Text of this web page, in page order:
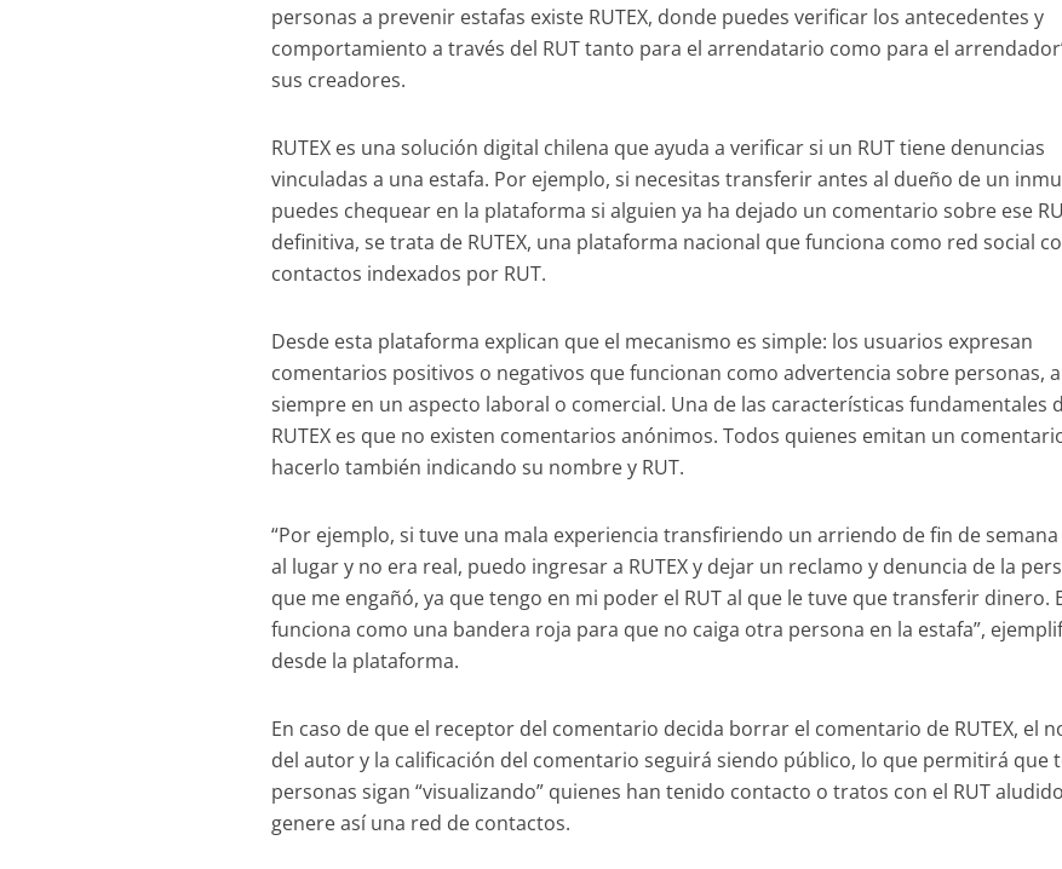
personas a prevenir estafas existe RUTEX, donde puedes verificar los antecedentes y
comportamiento a través del RUT tanto para el arrendatario como para el
sus creadores.
RUTEX es una solución digital chilena que ayuda a verificar si un RUT tiene denuncias
vinculadas a una estafa. Por ejemplo, si necesitas transferir antes al dueño de un
puedes chequear en la plataforma si alguien ya ha dejado un comentario sobre ese
definitiva, se trata de RUTEX, una plataforma nacional que funciona como red social
contactos indexados por RUT.
Desde esta plataforma explican que el mecanismo es simple: los usuarios expresan
comentarios positivos o negativos que funcionan como advertencia sobre personas,
siempre en un aspecto laboral o comercial. Una de las características fundamentales
RUTEX es que no existen comentarios anónimos. Todos quienes emitan un
hacerlo también indicando su nombre y RUT.
“Por ejemplo, si tuve una mala experiencia transfiriendo un arriendo de fin de semana
al lugar y no era real, puedo ingresar a RUTEX y dejar un reclamo y denuncia de la
que me engañó, ya que tengo en mi poder el RUT al que le tuve que transferir dinero.
funciona como una bandera roja para que no caiga otra persona en la estafa”,
desde la plataforma.
En caso de que el receptor del comentario decida borrar el comentario de RUTEX, el
del autor y la calificación del comentario seguirá siendo público, lo que permitirá que
personas sigan “visualizando” quienes han tenido contacto o tratos con el RUT
genere así una red de contactos.